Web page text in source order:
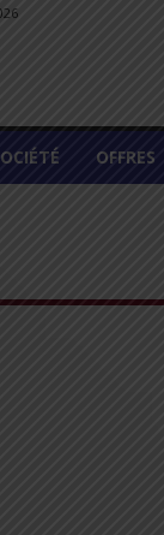
OFFRES